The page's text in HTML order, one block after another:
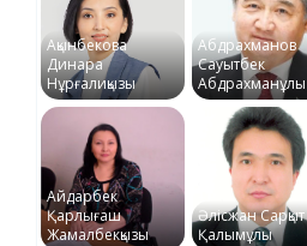
Ақынбекова
Динара
Нұрғалиқызы
Абдрахманов
Сауытбек
Абдрахманұлы
Айдарбек
Қарлығаш
Жамалбекқызы
Әлісжан Сарқыт
Қалымұлы